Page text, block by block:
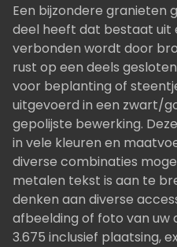
Een bijzondere granieten
deel heeft dat bestaat uit
verbonden wordt door
rust op een deels
voor beplanting of
uitgevoerd in een zwart/
gepolijste bewerking.
in vele kleuren en
diverse combinaties
metalen tekst is aan te
denken aan diverse
afbeelding of foto van uw
3.675 inclusief plaatsing,